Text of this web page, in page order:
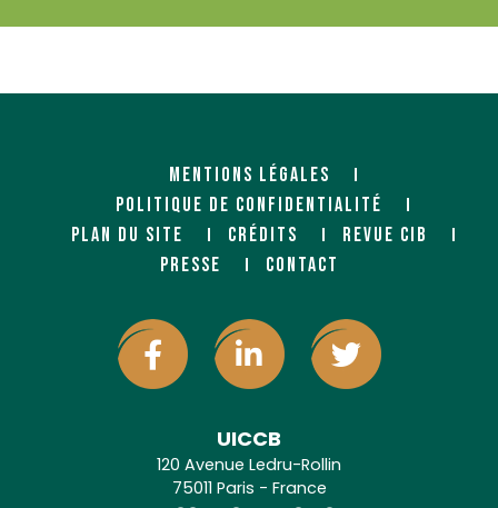
MENTIONS LÉGALES
POLITIQUE DE CONFIDENTIALITÉ
PLAN DU SITE
CRÉDITS
REVUE CIB
PRESSE
CONTACT
UICCB
120 Avenue Ledru-Rollin
75011 Paris - France